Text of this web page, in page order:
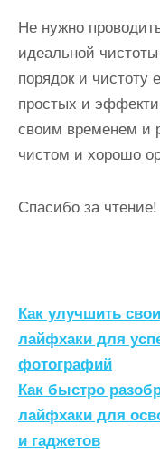
Не нужно
идеальной
порядок и чистоту
простых и
своим временем и
чистом и хорошо
Спасибо за чтение!
Н
а
в
и
г
Как улучшить
лайфхаки для
фотографий
Как быстро
лайфхаки для
и гаджетов